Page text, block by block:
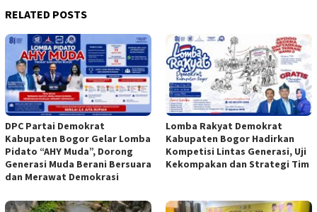
RELATED POSTS
DPC Partai Demokrat
Kabupaten Bogor Gelar Lomba
Pidato “AHY Muda”, Dorong
Generasi Muda Berani Bersuara
dan Merawat Demokrasi
Lomba Rakyat Demokrat
Kabupaten Bogor Hadirkan
Kompetisi Lintas Generasi, Uji
Kekompakan dan Strategi Tim